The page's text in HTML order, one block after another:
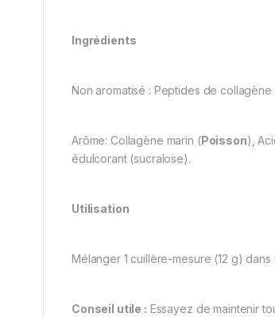
Ingrédients
Non aromatisé : Peptides de
Arôme: Collagène marin (Poisson),
édulcorant (sucralose).
Utilisation
Mélanger 1 cuillère-mesure (12 g)
Conseil utile : Essayez de maintenir